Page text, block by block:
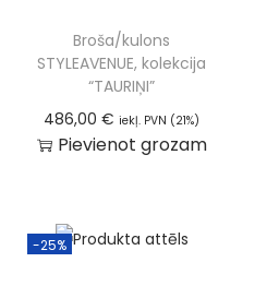
Broša/kulons
STYLEAVENUE, kolekcija
“TAURIŅI”
486,00€ iekļ. PVN (21%)
Pievienot grozam
-25%